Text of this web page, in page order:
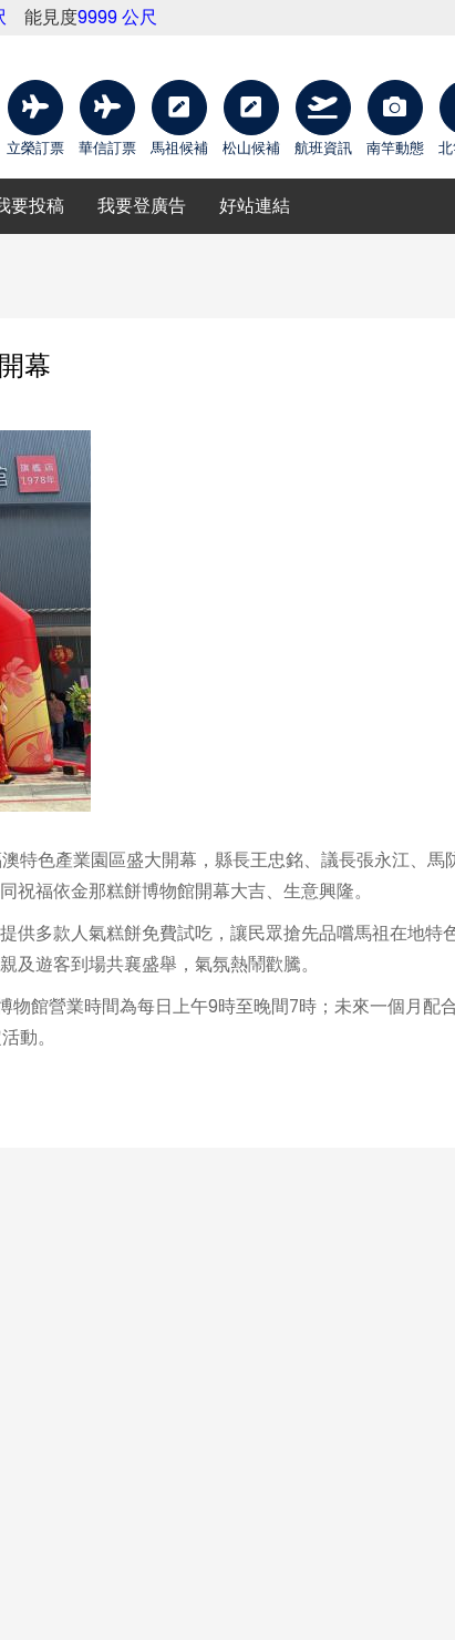
能見度9999 公尺
立榮訂票 華信訂票 馬祖候補 松山候補 航班資訊 南竿動態
要投稿 我要登廣告 好站連結
幕
特色產業園區盛大開幕，縣長王忠銘、議長張永江、馬
福依金那糕餅博物館開幕大吉、生意興隆。
供多款人氣糕餅免費試吃，讓民眾搶先品嚐馬祖在地特
遊客到場共襄盛舉，氣氛熱鬧歡騰。
館營業時間為每日上午9時至晚間7時；未來一個月配
動。